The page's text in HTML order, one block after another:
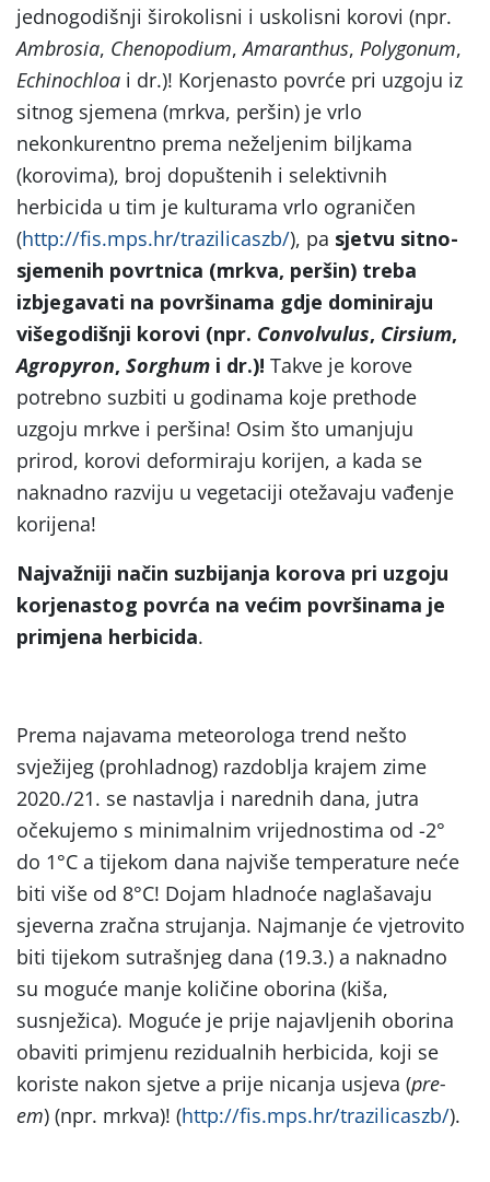
jednogodišnji širokolisni i uskolisni korovi (npr.
Ambrosia, Chenopodium,Amaranthus, Polygonum,
Echinochloa i dr.)! Korjenasto povrće pri uzgoju iz
sitnog sjemena (mrkva, peršin) je vrlo
nekonkurentno prema neželjenim biljkama
(korovima), broj dopuštenih i selektivnih
herbicida u tim je kulturama vrlo ograničen
(http://fis.mps.hr/trazilicaszb/), pa sjetvu sitno-
sjemenih povrtnica (mrkva, peršin) treba
izbjegavati na površinama gdje dominiraju
višegodišnji korovi (npr. Convolvulus, Cirsium,
Agropyron, Sorghum i dr.)! Takve je korove
potrebno suzbiti u godinama koje prethode
uzgoju mrkve i peršina! Osim što umanjuju
prirod, korovi deformiraju korijen, a kada se
naknadno razviju u vegetaciji otežavaju vađenje
korijena!
Najvažniji način suzbijanja korova pri uzgoju
korjenastog povrća na većim površinama je
primjena herbicida.
Prema najavama meteorologa trend nešto
svježijeg (prohladnog) razdoblja krajem zime
2020./21. se nastavlja i narednih dana, jutra
očekujemo s minimalnim vrijednostima od -2°
do 1°C a tijekom dana najviše temperature neće
biti više od 8°C! Dojam hladnoće naglašavaju
sjeverna zračna strujanja. Najmanje će vjetrovito
biti tijekom sutrašnjeg dana (19.3.) a naknadno
su moguće manje količine oborina (kiša,
susnježica). Moguće je prije najavljenih oborina
obaviti primjenu rezidualnih herbicida, koji se
koriste nakon sjetve a prije nicanja usjeva (pre-
em) (npr. mrkva)! (http://fis.mps.hr/trazilicaszb/).